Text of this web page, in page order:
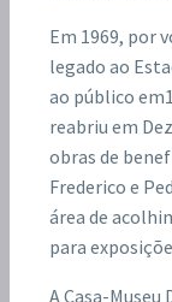
Em 1969, por
legado ao
ao público
reabriu em
obras de
Frederico e
área de
para
A Casa-Museu